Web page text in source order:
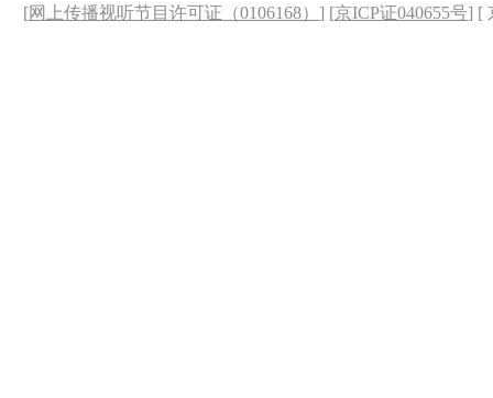
[网上传播视听节目许可证（0106168） ] [京ICP证040655号] [